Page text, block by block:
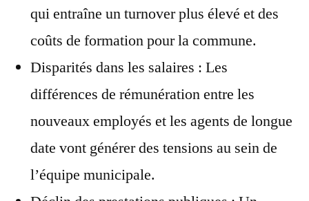
qui entraîne un turnover plus élevé et des
coûts de formation pour la commune.
Disparités dans les salaires : Les
différences de rémunération entre les
nouveaux employés et les agents de longue
date vont générer des tensions au sein de
l’équipe municipale.